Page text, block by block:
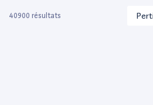
40900 résultats